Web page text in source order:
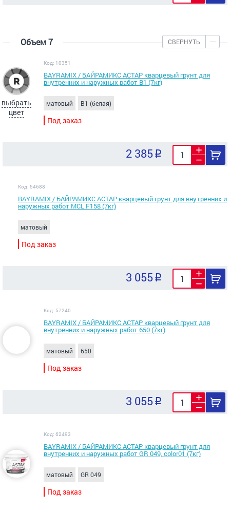
Объем 7 СВЕРНУТЬ
выбрать
цвет
Код: 10351
BAYRAMIX / БАЙРАМИКС АСТАР кварцевый грунт для
внутренних и наружных работ В1 (7кг)
матовый B1 (белая)
Под заказ
2 385
Код: 54688
BAYRAMIX / БАЙРАМИКС АСТАР кварцевый грунт для внутренних и
наружных работ MCL F158 (7кг)
матовый
Под заказ
3 055
Код: 57240
BAYRAMIX / БАЙРАМИКС АСТАР кварцевый грунт для
внутренних и наружных работ 650 (7кг)
матовый 650
Под заказ
3 055
Код: 62493
BAYRAMIX / БАЙРАМИКС АСТАР кварцевый грунт для
внутренних и наружных работ GR 049, color01 (7кг)
матовый GR 049
Под заказ